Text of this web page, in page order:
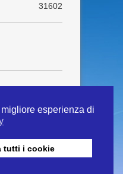
esperienza di
tutti i cookie
31602
. Il
contenute